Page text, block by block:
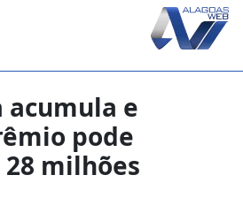
acumula e
pode
milhões